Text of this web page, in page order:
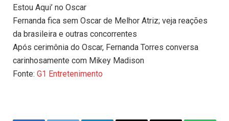
Estou Aqui’ no Oscar
Fernanda fica sem Oscar de Melhor Atriz; veja reações
da brasileira e outras concorrentes
Após cerimônia do Oscar, Fernanda Torres conversa
carinhosamente com Mikey Madison
Fonte: G1 Entretenimento